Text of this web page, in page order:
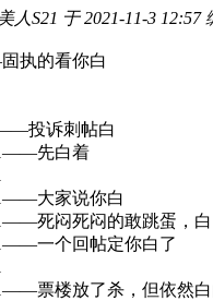
人S21 于 2021-11-3 12:57
执的看你白
投诉刺帖白
先白着
大家说你白
死闷死闷的敢跳蛋，白
一个回帖定你白了
票楼放了杀，但依然